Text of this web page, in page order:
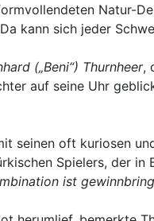
Natur-
kann sich jeder
(„Beni“) Thurnheer,
auf seine Uhr
seinen oft kuriosen
Spielers, der
ist